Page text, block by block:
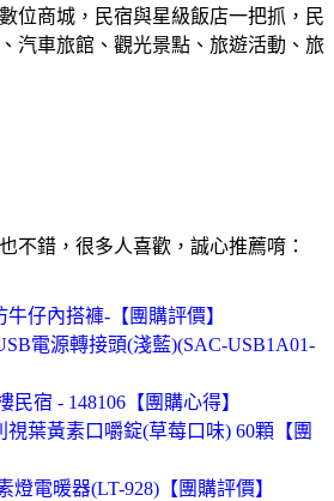
位商城，民宿與星級飯店一把抓，民
汽車旅館、觀光景點、旅遊活動、旅
不錯，很多人喜歡，誠心推薦唷：
仔內搭褲-【團購評價】
電源轉接頭(淺藍)(SAC-USB1A01-
民宿 - 148106【團購心得】
視葉黃素口嚼錠(草莓口味) 60顆【團
燈電暖器(LT-928)【團購評價】